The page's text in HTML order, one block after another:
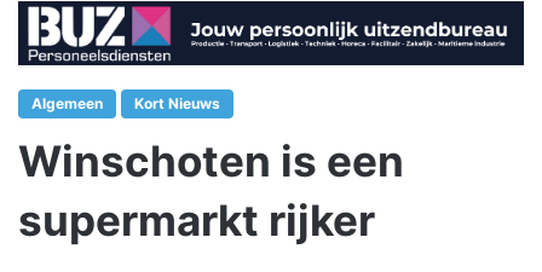
Algemeen Kort Nieuws
Winschoten is een
supermarkt rijker